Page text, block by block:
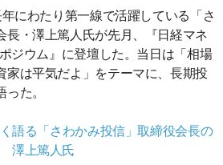
にわたり第一線で活躍している「さ
長・澤上篤人氏が先月、『日経マネ
ジウム』に登壇した。当日は「相場
家は平気だよ」をテーマに、長期投
た。